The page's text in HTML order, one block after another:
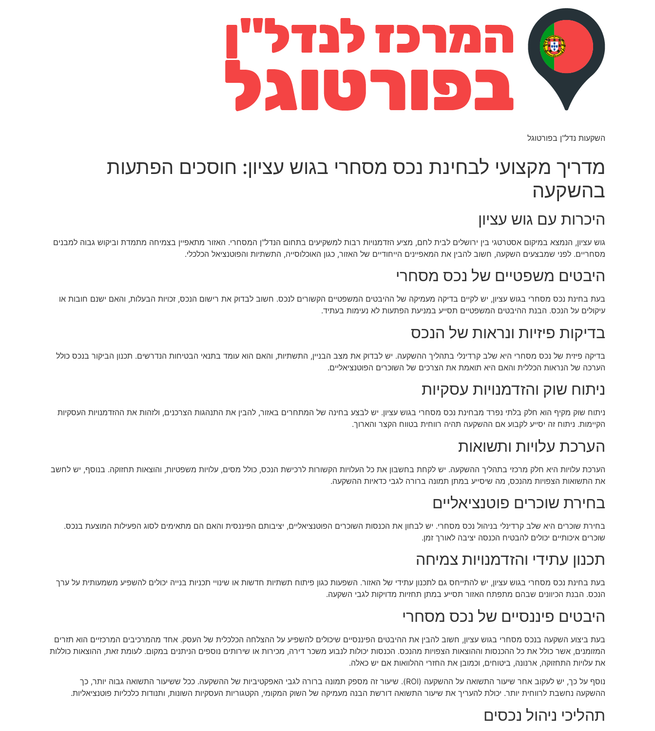
השקעות נדל"ן בפורטוגל
מדריך מקצועי לבחינת נכס מסחרי בגוש עציון: חוסכים הפתעות
בהשקעה
היכרות עם גוש עציון
גוש עציון, הנמצא במיקום אסטרטגי בין ירושלים לבית לחם, מציע הזדמנויות רבות למשקיעים בתחום הנדל"ן המסחרי. האזור מתאפיין בצמיחה מתמדת וביקוש גבוה למבנים
מסחריים. לפני שמבצעים השקעה, חשוב להבין את המאפיינים הייחודיים של האזור, כגון האוכלוסייה, התשתיות והפוטנציאל הכלכלי.
היבטים משפטיים של נכס מסחרי
בעת בחינת נכס מסחרי בגוש עציון, יש לקיים בדיקה מעמיקה של ההיבטים המשפטיים הקשורים לנכס. חשוב לבדוק את רישום הנכס, זכויות הבעלות, והאם ישנם חובות או
עיקולים על הנכס. הבנת ההיבטים המשפטיים תסייע במניעת הפתעות לא נעימות בעתיד.
בדיקות פיזיות ונראות של הנכס
בדיקה פיזית של נכס מסחרי היא שלב קרדינלי בתהליך ההשקעה. יש לבדוק את מצב הבניין, התשתיות, והאם הוא עומד בתנאי הבטיחות הנדרשים. תכנון הביקור בנכס כולל
הערכה של הנראות הכללית והאם היא תואמת את הצרכים של השוכרים הפוטנציאליים.
ניתוח שוק והזדמנויות עסקיות
ניתוח שוק מקיף הוא חלק בלתי נפרד מבחינת נכס מסחרי בגוש עציון. יש לבצע בחינה של המתחרים באזור, להבין את התנהגות הצרכנים, ולזהות את ההזדמנויות העסקיות
הקיימות. ניתוח זה יסייע לקבוע אם ההשקעה תהיה רווחית בטווח הקצר והארוך.
הערכת עלויות ותשואות
הערכת עלויות היא חלק מרכזי בתהליך ההשקעה. יש לקחת בחשבון את כל העלויות הקשורות לרכישת הנכס, כולל מסים, עלויות משפטיות, והוצאות תחזוקה. בנוסף, יש לחשב
את התשואות הצפויות מהנכס, מה שיסייע במתן תמונה ברורה לגבי כדאיות ההשקעה.
בחירת שוכרים פוטנציאליים
בחירת שוכרים היא שלב קרדינלי בניהול נכס מסחרי. יש לבחון את הכנסות השוכרים הפוטנציאליים, יציבותם הפיננסית והאם הם מתאימים לסוג הפעילות המוצעת בנכס.
שוכרים איכותיים יכולים להבטיח הכנסה יציבה לאורך זמן.
תכנון עתידי והזדמנויות צמיחה
בעת בחינת נכס מסחרי בגוש עציון, יש להתייחס גם לתכנון עתידי של האזור. השפעות כגון פיתוח תשתיות חדשות או שינויי תכניות בנייה יכולים להשפיע משמעותית על ערך
הנכס. הבנת הכיוונים שבהם מתפתח האזור תסייע במתן תחזיות מדויקות לגבי השקעה.
היבטים פיננסיים של נכס מסחרי
בעת ביצוע השקעה בנכס מסחרי בגוש עציון, חשוב להבין את ההיבטים הפיננסיים שיכולים להשפיע על ההצלחה הכלכלית של העסק. אחד מהמרכיבים המרכזיים הוא תזרים
המזומנים, אשר כולל את כל ההכנסות וההוצאות הצפויות מהנכס. הכנסות יכולות לנבוע משכר דירה, מכירות או שירותים נוספים הניתנים במקום. לעומת זאת, ההוצאות כוללות
את עלויות התחזוקה, ארנונה, ביטוחים, וכמובן את החזרי ההלוואות אם יש כאלה.
נוסף על כך, יש לעקוב אחר שיעור התשואה על ההשקעה (ROI). שיעור זה מספק תמונה ברורה לגבי האפקטיביות של ההשקעה. ככל ששיעור התשואה גבוה יותר, כך
ההשקעה נחשבת לרווחית יותר. יכולת להעריך את שיעור התשואה דורשת הבנה מעמיקה של השוק המקומי, הקטגוריות העסקיות השונות, ותנודות כלכליות פוטנציאליות.
תהליכי ניהול נכסים